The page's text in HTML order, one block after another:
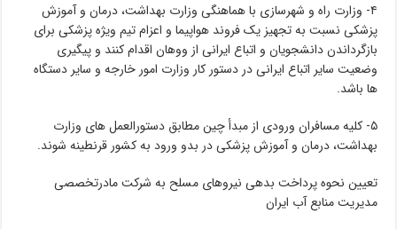
۴- وزارت راه و شهرسازی با هماهنگی وزارت بهداشت، درمان و آموزش
پزشکی نسبت به تجهیز یک فروند هواپیما و اعزام تیم ویژه پزشکی برای
بازگرداندن دانشجویان و اتباع ایرانی از ووهان اقدام کنند و پیگیری
وضعیت سایر اتباع ایرانی در دستور کار وزارت امور خارجه و سایر دستگاه
ها باشد.
۵- کلیه مسافران ورودی از مبدأ چین مطابق دستورالعمل های وزارت
بهداشت، درمان و آموزش پزشکی در بدو ورود به کشور قرنطینه شوند.
تعیین نحوه پرداخت بدهی نیروهای مسلح به شرکت مادرتخصصی
مدیریت منابع آب ایران